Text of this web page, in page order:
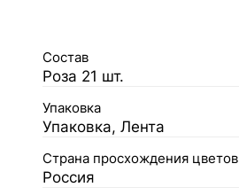
Состав
Роза 21 шт.
Упаковка
Упаковка, Лента
Страна просхождения цветов
Россия